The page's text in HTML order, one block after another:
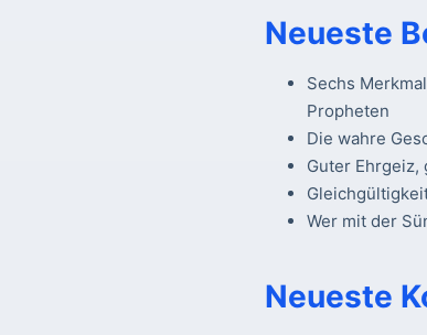
Neueste
Sechs
Propheten
Die wahre
Guter Ehrgeiz,
Wer mit der
Neueste